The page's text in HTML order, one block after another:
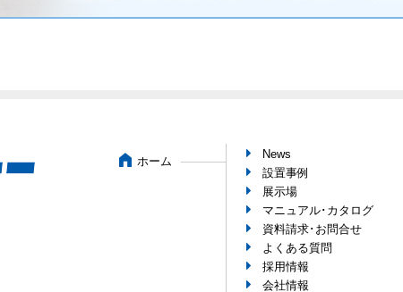
ホーム
News
設置事例
展示場
マニュアル･カタログ
資料請求･お問合せ
よくある質問
採用情報
会社情報